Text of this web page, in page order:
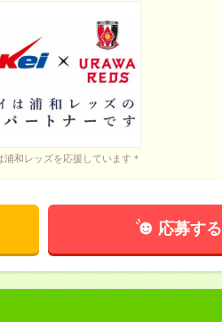
浦和レッズを応援しています＊
応募する